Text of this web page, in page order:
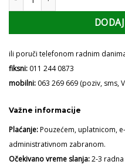
ili poruči telefonom radnim
fiksni: 011 244 0873
mobilni: 063 269 669 (poziv, sms,
Važne informacije
Plaćanje:Pouzećem, uplatnicom,
administrativnom zabranom.
Očekivano vreme slanja:2-3